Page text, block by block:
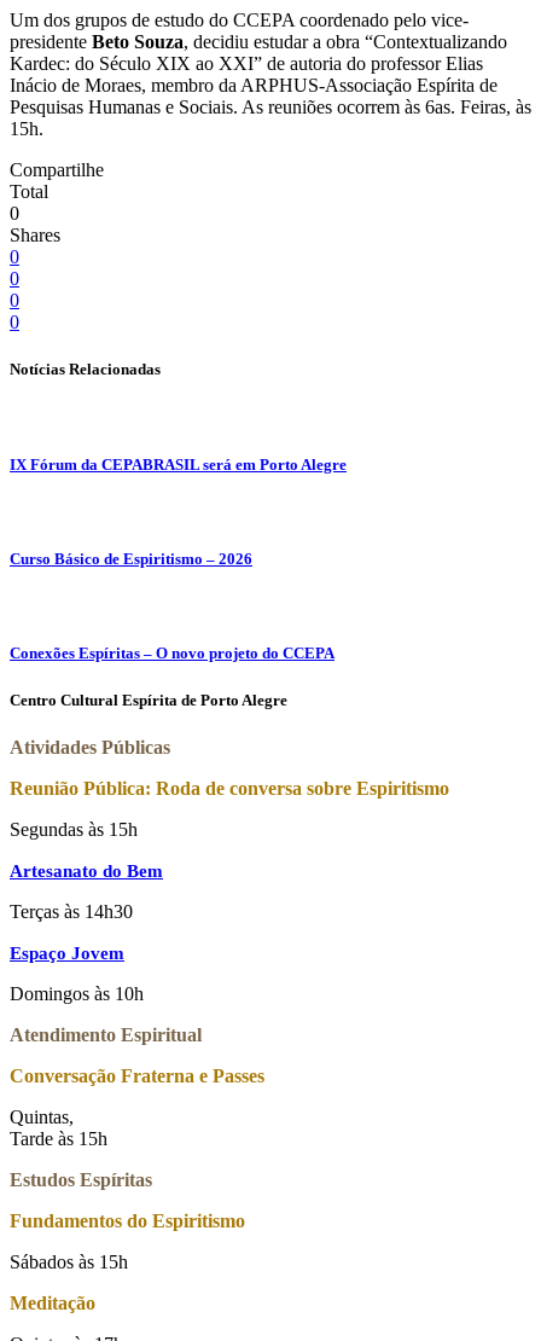
Um dos grupos de estudo do CCEPA coordenado pelo vice-
presidente Beto Souza, decidiu estudar a obra “Contextualizando
Kardec: do Século XIX ao XXI” de autoria do professor Elias
Inácio de Moraes, membro da ARPHUS-Associação Espírita de
Pesquisas Humanas e Sociais. As reuniões ocorrem às 6as. Feiras, às
15h.
Compartilhe
Total
0
Shares
0
0
0
0
Notícias Relacionadas
IX Fórum da CEPABRASIL será em Porto Alegre
Curso Básico de Espiritismo – 2026
Conexões Espíritas – O novo projeto do CCEPA
Centro Cultural Espírita de Porto Alegre
Atividades Públicas
Reunião Pública: Roda de conversa sobre Espiritismo
Segundas às 15h
Artesanato do Bem
Terças às 14h30
Espaço Jovem
Domingos às 10h
Atendimento Espiritual
Conversação Fraterna e Passes
Quintas,
Tarde às 15h
Estudos Espíritas
Fundamentos do Espiritismo
Sábados às 15h
Meditação